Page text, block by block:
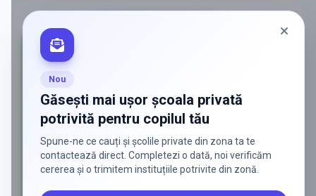
Nou
Găsești mai ușor școala privată
potrivită pentru copilul tău
Spune-ne ce cauți și școlile private din zona ta te
contactează direct. Completezi o dată, noi verificăm
cererea și o trimitem instituțiile potrivite din zonă.